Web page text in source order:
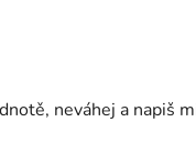
neváhej a napiš